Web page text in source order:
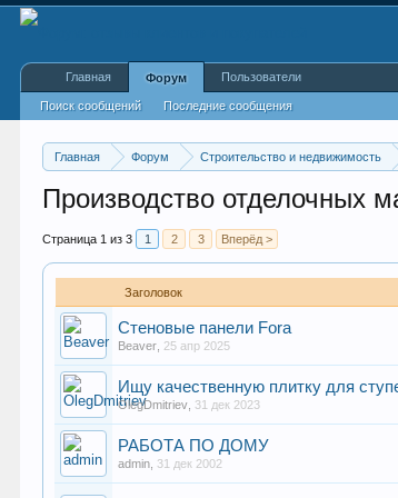
Главная Форум Строительство и недвижимость
Производство отделочных
Страница 1 из 3 1 2 3 Вперёд >
Заголовок
Стеновые панели Fora
Beaver 25 апр 2025
Ищу качественную плитку для
OlegDmitriev 31 дек 2023
РАБОТА ПО ДОМУ
admin 31 дек 2002
Главная Форум
Поиск сообщений Последние сообщения
Пользователи